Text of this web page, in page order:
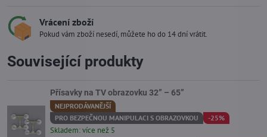
Vrácení zboží
Pokud vám zboží nesedí, můžete ho do 14 dní vrátit.
Související produkty
Přísavky na TV obrazovku 32” – 65”
NEJPRODÁVANĚJŠÍ
PRO BEZPEČNOU MANIPULACI S OBRAZOVKOU
-25%
Skladem: více než 5